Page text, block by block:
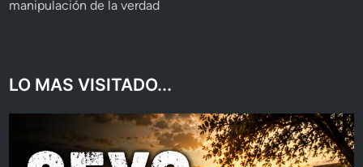
manipulación de la verdad
LO MAS VISITADO...